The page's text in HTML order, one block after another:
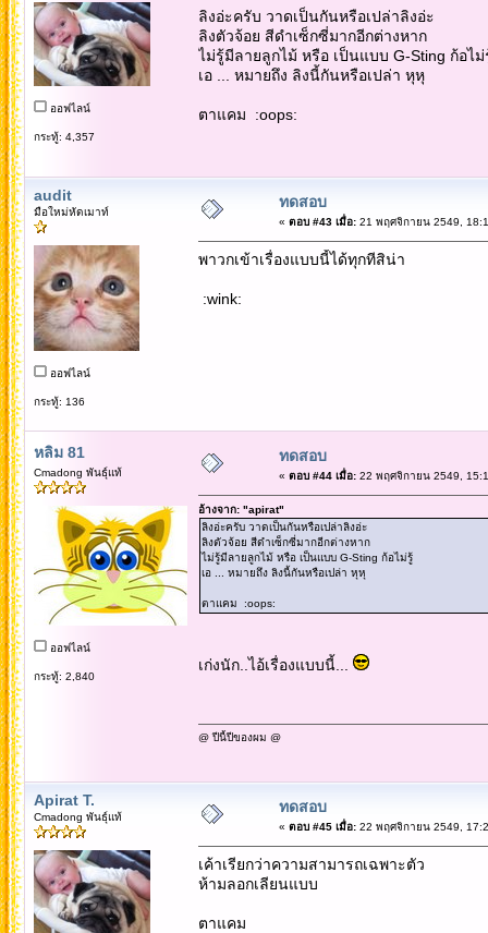
ออฟไลน์
กระทู้: 4,357
ลิงอ่ะครับ วาดเป็นกันหรือเปล่าลิงอ่ะ
ลิงตัวจ้อย สีดำเซ็กซี่มากอีกต่างหาก
ไม่รู้มีลายลูกไม้ หรือ เป็นแบบ G-Sting ก้อไม่
เอ ... หมายถึง ลิงนี้กันหรือเปล่า หุหุ
ตาแคม :oops:
audit
มือใหม่หัดเมาท์
ออฟไลน์
กระทู้: 136
ทดสอบ
« ตอบ #43 เมื่อ:21 พฤศจิกายน 2549,
พาวกเข้าเรื่องแบบนี้ได้ทุกทีสิน่า
:wink:
หลิม 81
Cmadong พันธุ์แท้
ออฟไลน์
กระทู้: 2,840
ทดสอบ
« ตอบ #44 เมื่อ:22 พฤศจิกายน 2549,
อ้างจาก: "apirat"
ลิงอ่ะครับ วาดเป็นกันหรือเปล่าลิงอ่ะ
ลิงตัวจ้อย สีดำเซ็กซี่มากอีกต่างหาก
ไม่รู้มีลายลูกไม้ หรือ เป็นแบบ G-Sting ก้อไม่รู้
เอ ... หมายถึง ลิงนี้กันหรือเปล่า หุหุ
ตาแคม :oops:
เก่งนัก..ไอ้เรื่องแบบนี้...
@ ปีนี้ปีของผม @
Apirat T.
Cmadong พันธุ์แท้
ทดสอบ
« ตอบ #45 เมื่อ:22 พฤศจิกายน 2549,
เค้าเรียกว่าความสามารถเฉพาะตัว
ห้ามลอกเลียนแบบ
ตาแคม